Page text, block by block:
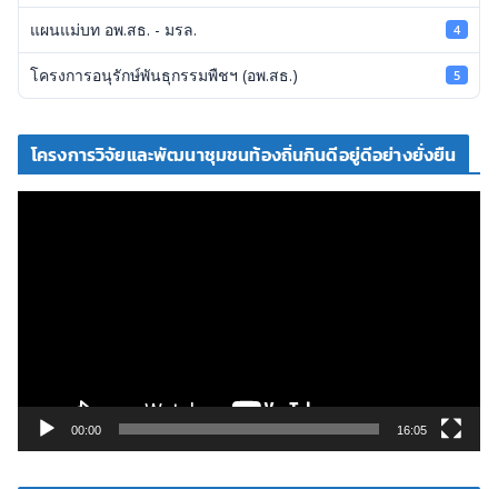
แผนแม่บท อพ.สธ. - มรล. 4
โครงการอนุรักษ์พันธุกรรมพืชฯ (อพ.สธ.) 5
โครงการวิจัยและพัฒนาชุมชนท้องถิ่นกินดีอยู่ดีอย่างยั่งยืน
ดี
00:00 16:05